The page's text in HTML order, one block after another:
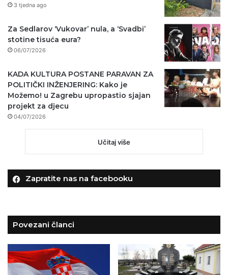
3 tjedna ago
Za Sedlarov ‘Vukovar’ nula, a ‘Svadbi’
stotine tisuća eura?
06/07/2026
KADA KULTURA POSTANE PARAVAN ZA
POLITIČKI INŽENJERING: Kako je
Možemo! u Zagrebu upropastio sjajan
projekt za djecu
04/07/2026
Učitaj više
Zapratite nas na facebooku
Povezani članci